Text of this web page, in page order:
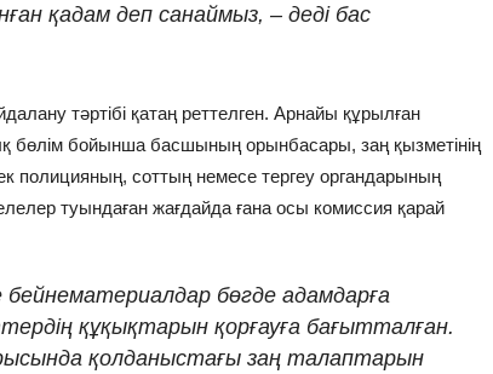
қадам деп санаймыз, – деді бас
тәртібі қатаң реттелген. Арнайы құрылған
бойынша басшының орынбасары, заң қызметінің
полицияның, соттың немесе тергеу органдарының
туындаған жағдайда ғана осы комиссия қарай
бөгде адамдарға
құқықтарын қорғауға бағытталған.
қолданыстағы заң талаптарын
Медицина